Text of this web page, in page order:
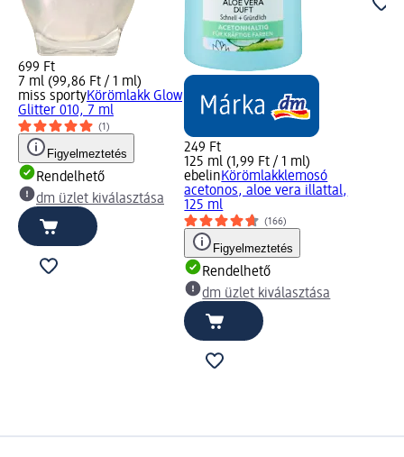
699 Ft
7 ml (99,86 Ft / 1 ml)
miss sportyKörömlakk Glow
Glitter 010, 7 ml
(1)
Figyelmeztetés
Rendelhető
dm üzlet kiválasztása
249 Ft
125 ml (1,99 Ft / 1 ml)
ebelinKörömlakklemosó
acetonos, aloe vera illattal,
125 ml
(166)
Figyelmeztetés
Rendelhető
dm üzlet kiválasztása